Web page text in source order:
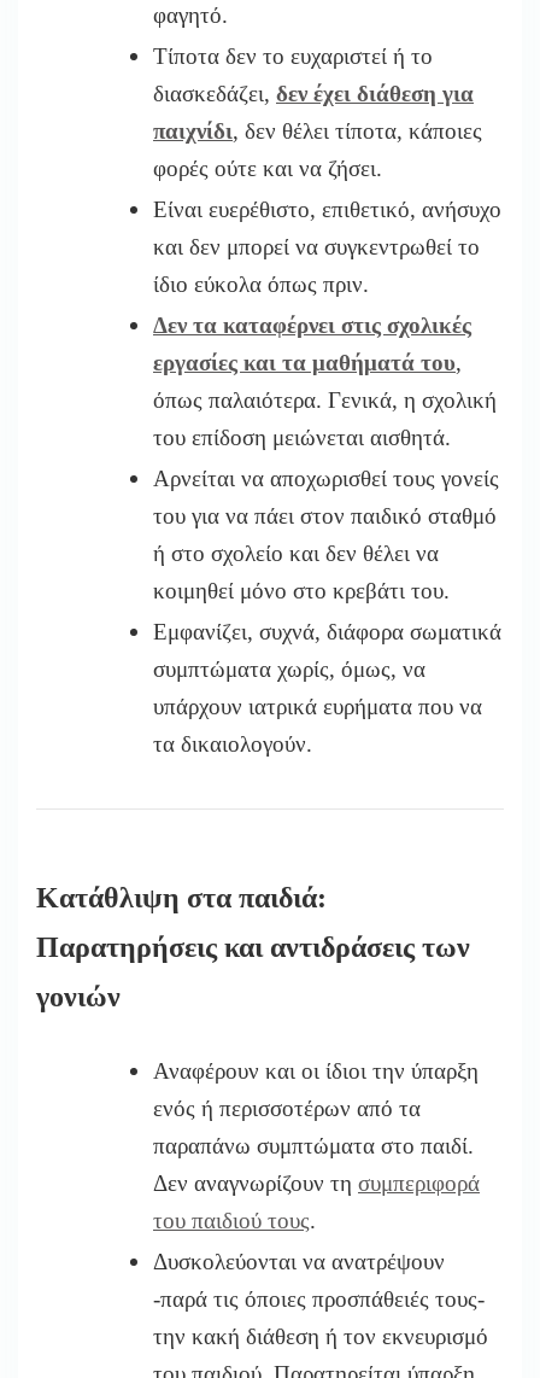
φαγητό.
Τίποτα δεν το ευχαριστεί ή το
διασκεδάζει, δεν έχει διάθεση για
παιχνίδι, δεν θέλει τίποτα, κάποιες
φορές ούτε και να ζήσει.
Είναι ευερέθιστο, επιθετικό, ανήσυχο
και δεν μπορεί να συγκεντρωθεί το
ίδιο εύκολα όπως πριν.
Δεν τα καταφέρνει στις σχολικές
εργασίες και τα μαθήματά του,
όπως παλαιότερα. Γενικά, η σχολική
του επίδοση μειώνεται αισθητά.
Αρνείται να αποχωρισθεί τους γονείς
του για να πάει στον παιδικό σταθμό
ή στο σχολείο και δεν θέλει να
κοιμηθεί μόνο στο κρεβάτι του.
Εμφανίζει, συχνά, διάφορα σωματικά
συμπτώματα χωρίς, όμως, να
υπάρχουν ιατρικά ευρήματα που να
τα δικαιολογούν.
Κατάθλιψη στα παιδιά:
Παρατηρήσεις και αντιδράσεις των
γονιών
Αναφέρουν και οι ίδιοι την ύπαρξη
ενός ή περισσοτέρων από τα
παραπάνω συμπτώματα στο παιδί.
Δεν αναγνωρίζουν τη συμπεριφορά
του παιδιού τους.
Δυσκολεύονται να ανατρέψουν
-παρά τις όποιες προσπάθειές τους-
την κακή διάθεση ή τον εκνευρισμό